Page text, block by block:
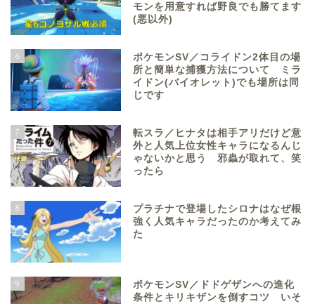
モンを用意すれば野良でも勝てます
(悪以外)
6
ポケモンSV／コライドン2体目の場
所と簡単な捕獲方法について ミラ
イドン(バイオレット)でも場所は同
じです
7
転スラ／ヒナタは相手アリだけど意
外と人気上位女性キャラになるんじ
ゃないかと思う 邪蟲が取れて、笑
ったら
8
プラチナで登場したシロナはなぜ根
強く人気キャラだったのか考えてみ
た
9
ポケモンSV／ドドゲザンへの進化
条件とキリキザンを倒すコツ いそ